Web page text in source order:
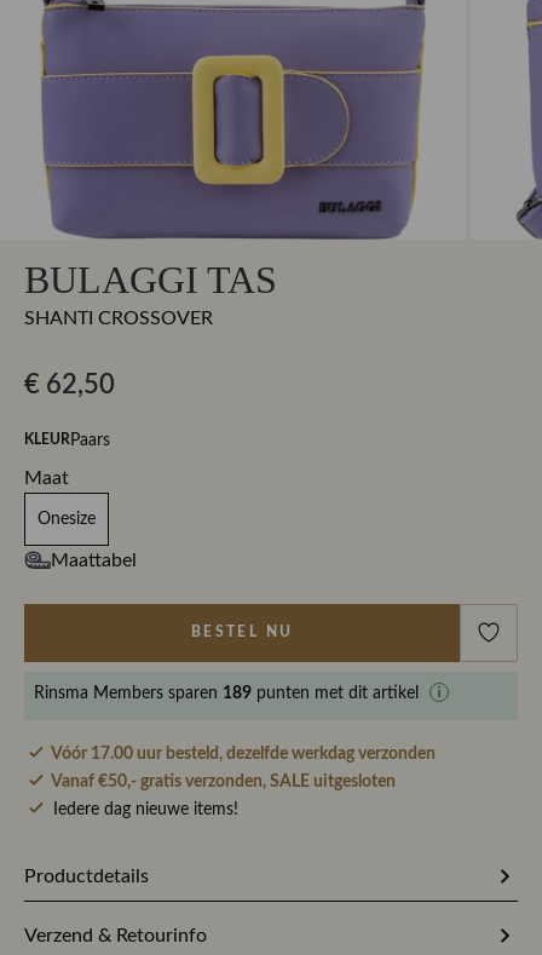
BULAGGI TAS
SHANTI CROSSOVER
€ 62,50
KLEUR Paars
Maat
Onesize
Maattabel
BESTEL NU
Rinsma Members sparen 189 punten met dit artikel
Vóór 17.00 uur besteld, dezelfde werkdag verzonden
Vanaf €50,- gratis verzonden, SALE uitgesloten
Iedere dag nieuwe items!
Productdetails
Verzend & Retourinfo